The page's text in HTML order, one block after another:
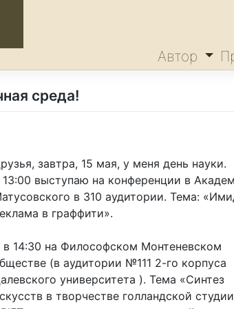
Автор
среда!
завтра, 15 мая, у меня день науки.
13:00 выступаю на конференции в
в 310 аудитории. Тема:
в граффити».
в 14:30 на Философском Монтеневском
(в аудитории №111 2-го корпуса
университета ). Тема «Синтез
в творчестве голландской студии